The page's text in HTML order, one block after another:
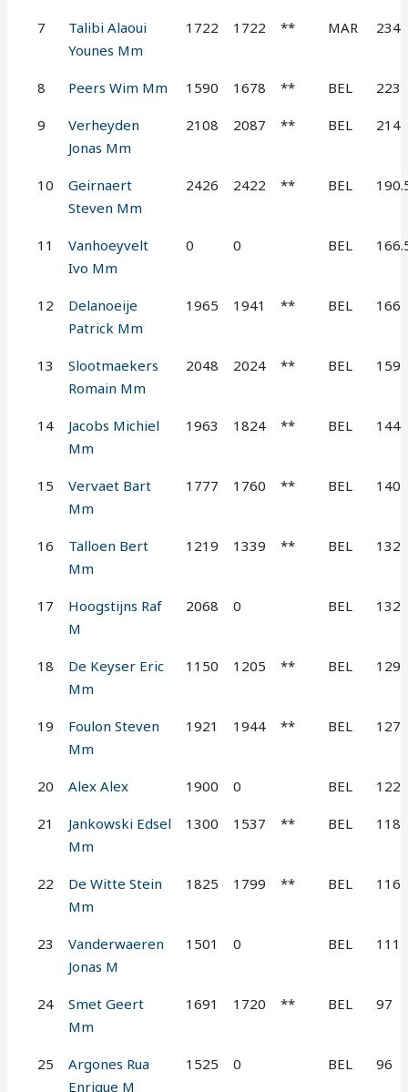
7
Talibi Alaoui
Younes Mm
1722 1722 ** MAR 234
8 Peers Wim Mm 1590 1678 ** BEL 223
9
Verheyden
Jonas Mm
2108 2087 ** BEL 214
10
Geirnaert
Steven Mm
2426 2422 ** BEL
11
Vanhoeyvelt
Ivo Mm
0 0 BEL
12
Delanoeije
Patrick Mm
1965 1941 ** BEL 166
13
Slootmaekers
Romain Mm
2048 2024 ** BEL 159
14
Jacobs Michiel
Mm
1963 1824 ** BEL 144
15
Vervaet Bart
Mm
1777 1760 ** BEL 140
16
Talloen Bert
Mm
1219 1339 ** BEL 132
17
Hoogstijns Raf
M
2068 0 BEL 132
18
De Keyser Eric
Mm
1150 1205 ** BEL 129
19
Foulon Steven
Mm
1921 1944 ** BEL 127
20 Alex Alex 1900 0 BEL 122
21
Jankowski Edsel
Mm
1300 1537 ** BEL 118
22
De Witte Stein
Mm
1825 1799 ** BEL 116
23
Vanderwaeren
Jonas M
1501 0 BEL 111
24
Smet Geert
Mm
1691 1720 ** BEL 97
25
Argones Rua
Enrique M
1525 0 BEL 96